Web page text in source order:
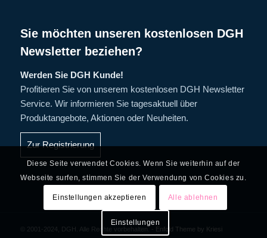
Sie möchten unseren kostenlosen DGH
Newsletter beziehen?
Werden Sie DGH Kunde!
Profitieren Sie von unserem kostenlosen DGH Newsletter
Service. Wir informieren Sie tagesaktuell über
Produktangebote, Aktionen oder Neuheiten.
Zur Registrierung
© 2001-2024, DGH. Alle Rechte vorbehalten. - Enfold Theme by Kriesi
Diese Seite verwendet Cookies. Wenn Sie weiterhin auf der
Webseite surfen, stimmen Sie der Verwendung von Cookies zu.
Einstellungen akzeptieren Alle ablehnen
Einstellungen